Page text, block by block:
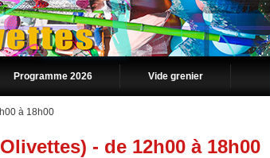
Programme 2026 Vide grenier
à 18h00
- de 12h00 à 18h00